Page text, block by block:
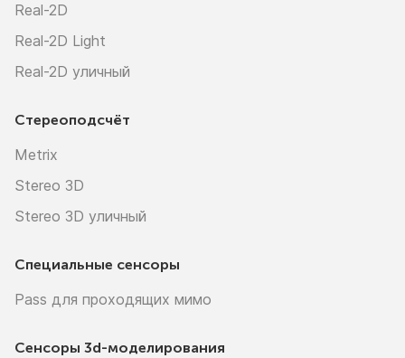
Real-2D
Real-2D Light
Real-2D уличный
Стереоподсчёт
Metrix
Stereo 3D
Stereo 3D уличный
Специальные сенсоры
Pass для проходящих мимо
Сенсоры 3d-моделирования